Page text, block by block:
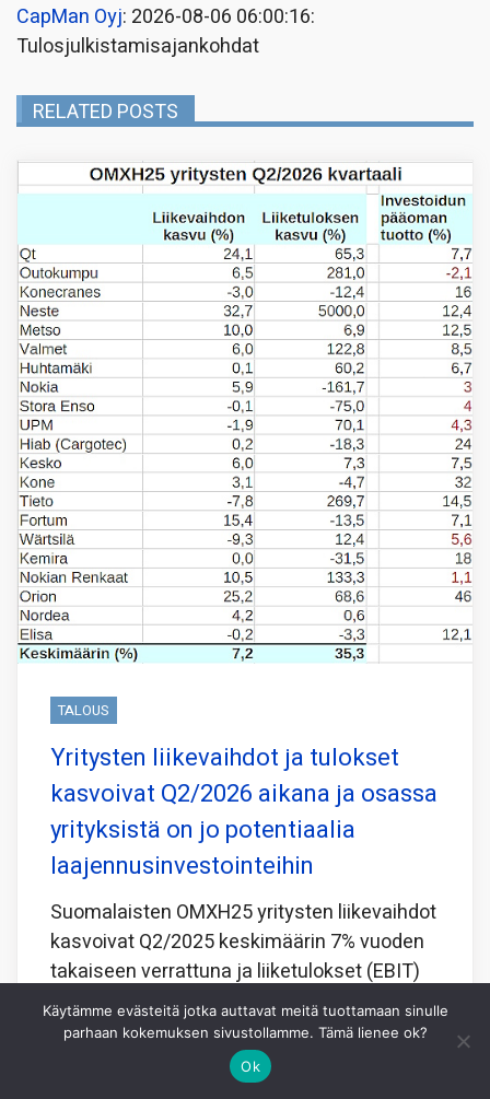
CapMan Oyj: 2026-08-06 06:00:16:
Tulosjulkistamisajankohdat
RELATED POSTS
TALOUS
Yritysten liikevaihdot ja tulokset
kasvoivat Q2/2026 aikana ja osassa
yrityksistä on jo potentiaalia
laajennusinvestointeihin
Suomalaisten OMXH25 yritysten liikevaihdot
kasvoivat Q2/2025 keskimäärin 7% vuoden
takaiseen verrattuna ja liiketulokset (EBIT)
kasvoivat peräti 35%.
Seurantaan on tällä kertaa otettu myös
investoidun pääoman tuotto
Käytämme evästeitä jotka auttavat meitä tuottamaan sinulle
parhaan kokemuksen sivustollamme. Tämä lienee ok?
Ok